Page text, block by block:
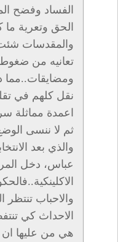
الفساد وفضح
الحق وتعرية
والمقدسات
تعانيه من
نقل كلهم في
اعمدة مماثلة
ثم لا ننسى
والذي بعد
عباس، دخل
والاحباب
الاحداث كي
هي من عليها ان